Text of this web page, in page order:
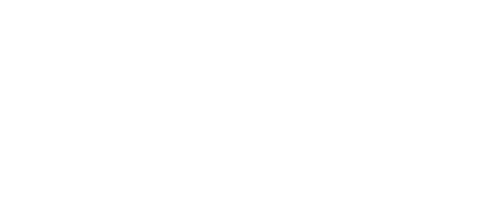
zu tragen.